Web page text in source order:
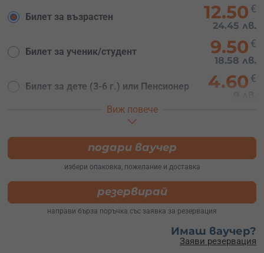
Билет за възрастен 12.50 €
24.45 лв.
Билет за ученик/студент 9.50 €
18.58 лв.
Билет за дете (3-6 г.) или Пенсионер 4.60 €
Билет 2-ма възрастни + 2 деца (7-16
Виж повече
подари ваучер
избери опаковка, пожелание и доставка
резервирай
направи бърза поръчка със заявка за резервация
Имаш ваучер?
Заяви резервация